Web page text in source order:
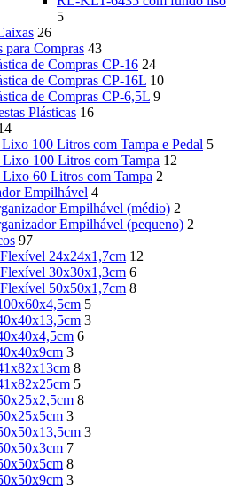
5
26
para Compras 43
de Compras CP-16 24
de Compras CP-16L 10
de Compras CP-6,5L 9
Plásticas 16
Lixo 100 Litros com Tampa e Pedal 5
Lixo 100 Litros com Tampa 12
Lixo 60 Litros com Tampa 2
Empilhável 4
Empilhável (médio) 2
Empilhável (pequeno) 2
97
24x24x1,7cm 12
30x30x1,3cm 6
50x50x1,7cm 8
5
3
6
3
8
5
8
3
3
7
8
3